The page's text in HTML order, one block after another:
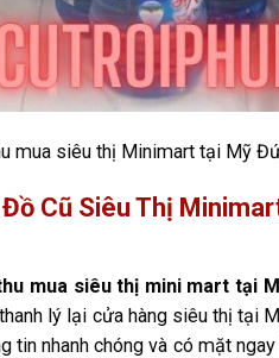
mua siêu thị Minimart tại Mỹ
Cũ Siêu Thị
mua siêu thị mini mart tại
lý lại cửa hàng siêu thị tại
tin nhanh chóng và có mặt